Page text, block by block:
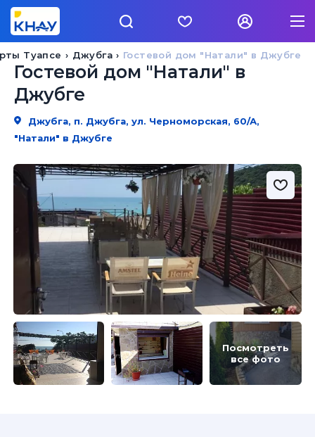
Гостевой дом "Натали" в Джубге
Джубга
Туапсе
Гостевой дом "Натали" в
Джубге
Джубга, п. Джубга, ул. Черноморская, 60/А,
"Натали" в Джубге
Посмотреть
все фото